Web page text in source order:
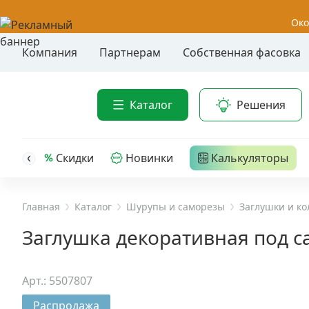
Компания Партнерам Собственная фасовка
Каталог Решения
Распродажа
Уценка
головкой
трех-
Скидки Новинки Калькуляторы
Главная Каталог Шурупы и саморезы Заглушки и
Заглушка декоративная под
Арт.: 5507807
Распродажа